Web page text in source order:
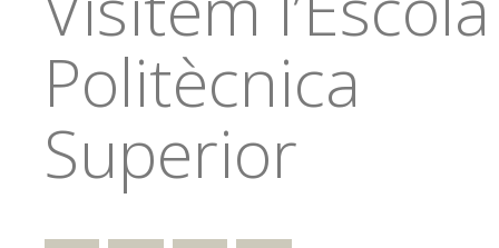
Politècnica
Superior